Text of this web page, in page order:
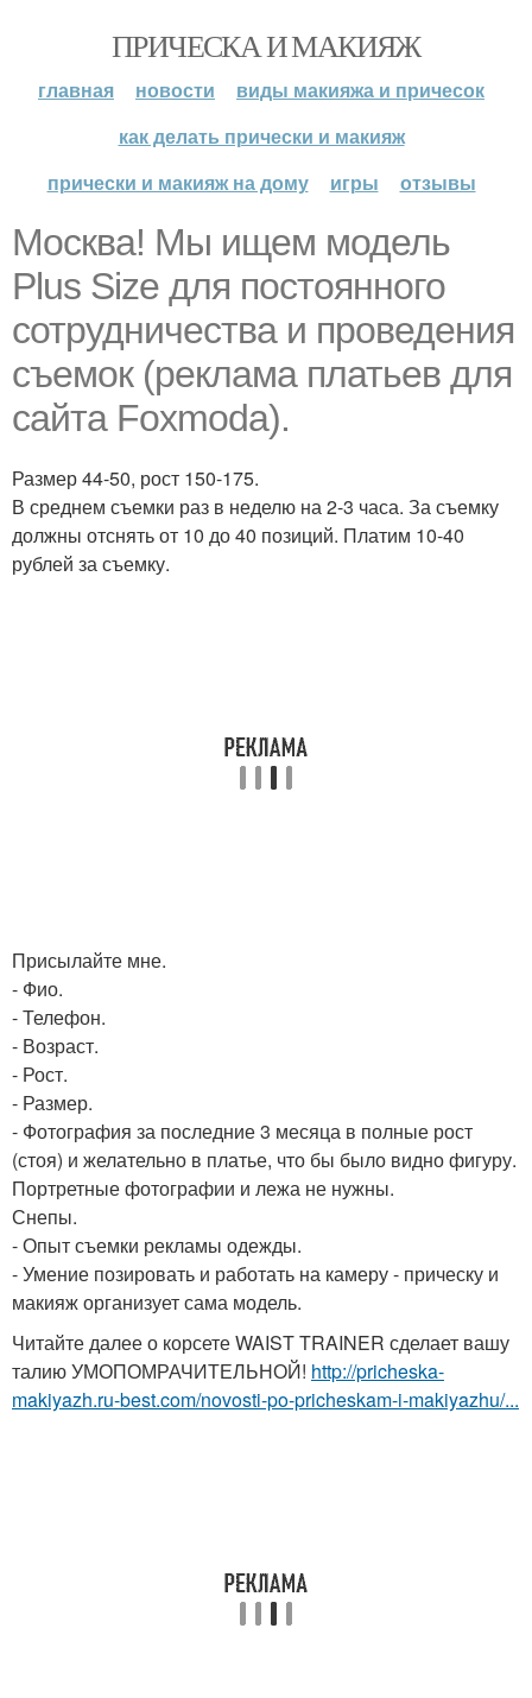
ПРИЧЕСКА И МАКИЯЖ
главная новости
виды макияжа и причесок
как делать прически и макияж
прически и макияж на дому
игры отзывы
Москва! Мы ищем модель
Plus Size для постоянного
сотрудничества и проведения
съемок (реклама платьев для
сайта Foxmoda).
Размер 44-50, рост 150-175.
В среднем съемки раз в неделю на 2-3 часа. За съемку
должны отснять от 10 до 40 позиций. Платим 10-40
рублей за съемку.
Присылайте мне.
- Фио.
- Телефон.
- Возраст.
- Рост.
- Размер.
- Фотография за последние 3 месяца в полные рост
(стоя) и желательно в платье, что бы было видно фигуру.
Портретные фотографии и лежа не нужны.
Снепы.
- Опыт съемки рекламы одежды.
- Умение позировать и работать на камеру - прическу и
макияж организует сама модель.
Читайте далее о корсете WAIST TRAINER сделает вашу
талию УМОПОМРАЧИТЕЛЬНОЙ! http://pricheska-
makiyazh.ru-best.com/novosti-po-pricheskam-i-makiyazhu/...